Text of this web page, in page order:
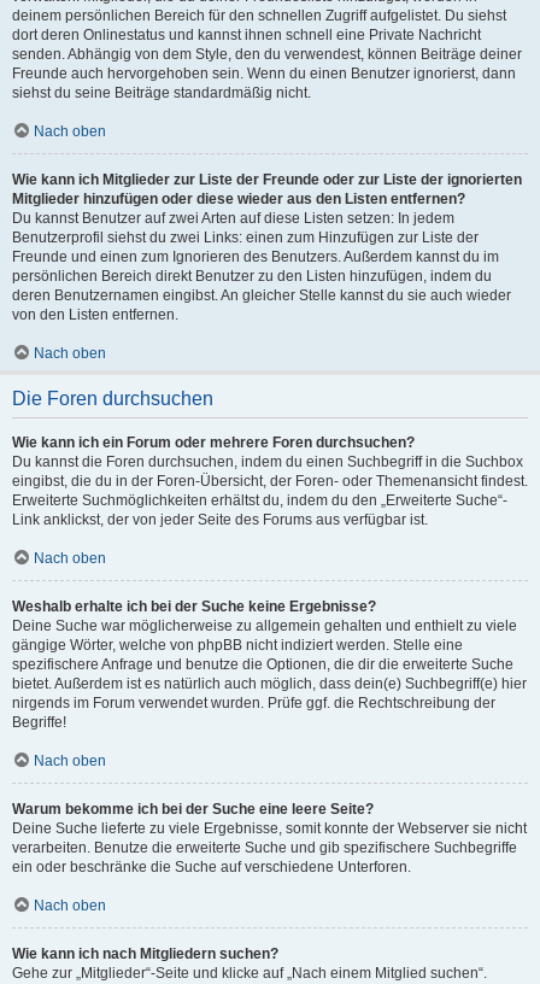
deinem persönlichen Bereich für den schnellen Zugriff aufgelistet. Du siehst
dort deren Onlinestatus und kannst ihnen schnell eine Private Nachricht
senden. Abhängig von dem Style, den du verwendest, können Beiträge deiner
Freunde auch hervorgehoben sein. Wenn du einen Benutzer ignorierst, dann
siehst du seine Beiträge standardmäßig nicht.
Nach oben
Wie kann ich Mitglieder zur Liste der Freunde oder zur Liste der ignorierten
Mitglieder hinzufügen oder diese wieder aus den Listen entfernen?
Du kannst Benutzer auf zwei Arten auf diese Listen setzen: In jedem
Benutzerprofil siehst du zwei Links: einen zum Hinzufügen zur Liste der
Freunde und einen zum Ignorieren des Benutzers. Außerdem kannst du im
persönlichen Bereich direkt Benutzer zu den Listen hinzufügen, indem du
deren Benutzernamen eingibst. An gleicher Stelle kannst du sie auch wieder
von den Listen entfernen.
Nach oben
Die Foren durchsuchen
Wie kann ich ein Forum oder mehrere Foren durchsuchen?
Du kannst die Foren durchsuchen, indem du einen Suchbegriff in die Suchbox
eingibst, die du in der Foren-Übersicht, der Foren- oder Themenansicht findest.
Erweiterte Suchmöglichkeiten erhältst du, indem du den „Erweiterte Suche“-
Link anklickst, der von jeder Seite des Forums aus verfügbar ist.
Nach oben
Weshalb erhalte ich bei der Suche keine Ergebnisse?
Deine Suche war möglicherweise zu allgemein gehalten und enthielt zu viele
gängige Wörter, welche von phpBB nicht indiziert werden. Stelle eine
spezifischere Anfrage und benutze die Optionen, die dir die erweiterte Suche
bietet. Außerdem ist es natürlich auch möglich, dass dein(e) Suchbegriff(e) hier
nirgends im Forum verwendet wurden. Prüfe ggf. die Rechtschreibung der
Begriffe!
Nach oben
Warum bekomme ich bei der Suche eine leere Seite?
Deine Suche lieferte zu viele Ergebnisse, somit konnte der Webserver sie nicht
verarbeiten. Benutze die erweiterte Suche und gib spezifischere Suchbegriffe
ein oder beschränke die Suche auf verschiedene Unterforen.
Nach oben
Wie kann ich nach Mitgliedern suchen?
Gehe zur „Mitglieder“-Seite und klicke auf „Nach einem Mitglied suchen“.